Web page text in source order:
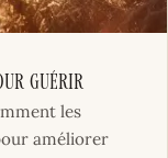
guérir
les
améliorer